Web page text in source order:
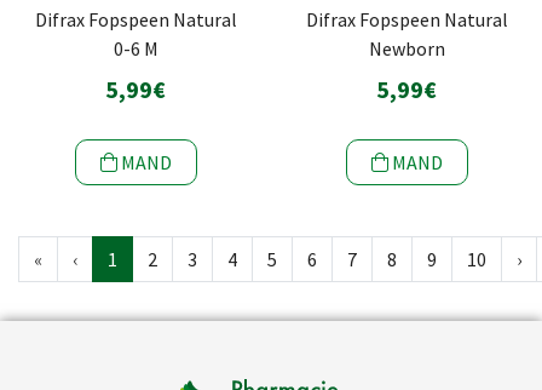
Difrax Fopspeen Natural
0-6 M
5,99€
MAND
Difrax Fopspeen Natural
Newborn
5,99€
MAND
« ‹ 1 2 3 4 5 6 7 8 9 10 ›